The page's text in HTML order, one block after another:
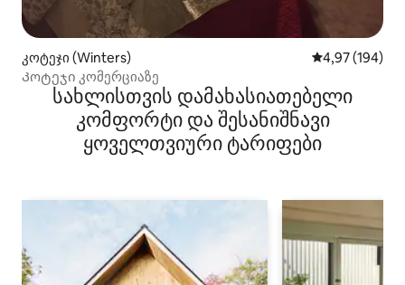
კოტეჯი (Winters) საშუალო
4,97 (194)
Კოტეჯი კომერციაზე
სახლისთვის დამახასიათებელი
კომფორტი და შესანიშნავი
ყოველთვიური ტარიფები